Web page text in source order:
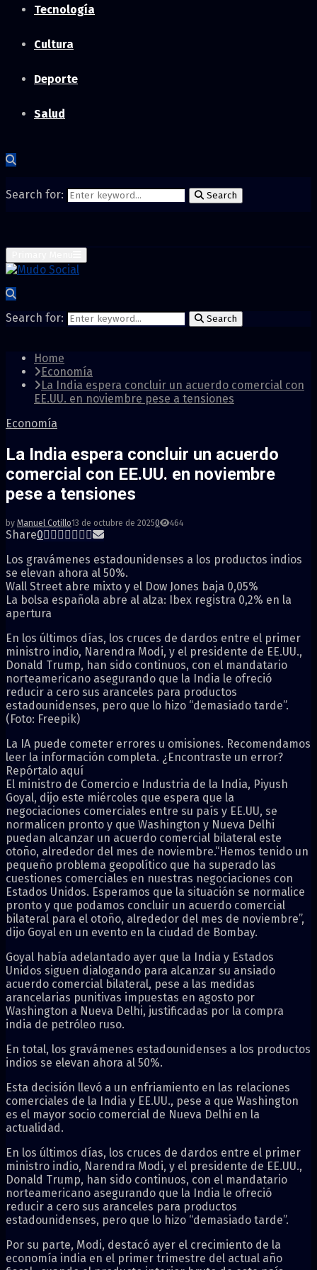
Tecnología
Cultura
Deporte
Salud
Search for: Search
Search for: Search
Home
Economía
La India espera concluir un acuerdo comercial con
EE.UU. en noviembre pese a tensiones
Economía
La India espera concluir un acuerdo
comercial con EE.UU. en noviembre
pese a tensiones
by Manuel Cotillo13 de octubre de 20250 464
Share0
Los gravámenes estadounidenses a los productos indios
se elevan ahora al 50%.
Wall Street abre mixto y el Dow Jones baja 0,05%
La bolsa española abre al alza: Ibex registra 0,2% en la
apertura
En los últimos días, los cruces de dardos entre el primer
ministro indio, Narendra Modi, y el presidente de EE.UU.,
Donald Trump, han sido continuos, con el mandatario
norteamericano asegurando que la India le ofreció
reducir a cero sus aranceles para productos
estadounidenses, pero que lo hizo “demasiado tarde”.
(Foto: Freepik)
La IA puede cometer errores u omisiones. Recomendamos
leer la información completa. ¿Encontraste un error?
Repórtalo aquí
El ministro de Comercio e Industria de la India, Piyush
Goyal, dijo este miércoles que espera que la
negociaciones comerciales entre su país y EE.UU, se
normalicen pronto y que Washington y Nueva Delhi
puedan alcanzar un acuerdo comercial bilateral este
otoño, alrededor del mes de noviembre.“Hemos tenido un
pequeño problema geopolítico que ha superado las
cuestiones comerciales en nuestras negociaciones con
Estados Unidos. Esperamos que la situación se normalice
pronto y que podamos concluir un acuerdo comercial
bilateral para el otoño, alrededor del mes de noviembre”,
dijo Goyal en un evento en la ciudad de Bombay.
Goyal había adelantado ayer que la India y Estados
Unidos siguen dialogando para alcanzar su ansiado
acuerdo comercial bilateral, pese a las medidas
arancelarias punitivas impuestas en agosto por
Washington a Nueva Delhi, justificadas por la compra
india de petróleo ruso.
En total, los gravámenes estadounidenses a los productos
indios se elevan ahora al 50%.
Esta decisión llevó a un enfriamiento en las relaciones
comerciales de la India y EE.UU., pese a que Washington
es el mayor socio comercial de Nueva Delhi en la
actualidad.
En los últimos días, los cruces de dardos entre el primer
ministro indio, Narendra Modi, y el presidente de EE.UU.,
Donald Trump, han sido continuos, con el mandatario
norteamericano asegurando que la India le ofreció
reducir a cero sus aranceles para productos
estadounidenses, pero que lo hizo “demasiado tarde”.
Por su parte, Modi, destacó ayer el crecimiento de la
economía india en el primer trimestre del actual año